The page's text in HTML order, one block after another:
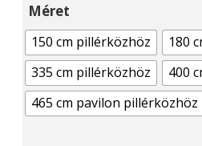
Méret
150 cm pillérközhöz 180
335 cm pillérközhöz
400
465 cm pavilon pillérközhöz